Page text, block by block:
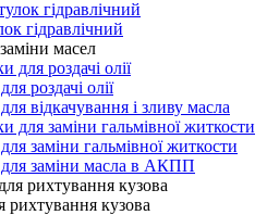
гідравлічний
масел
роздачі олії
відкачування і зливу масла
заміни гальмівної житкости
заміни масла в АКПП
рихтування кузова